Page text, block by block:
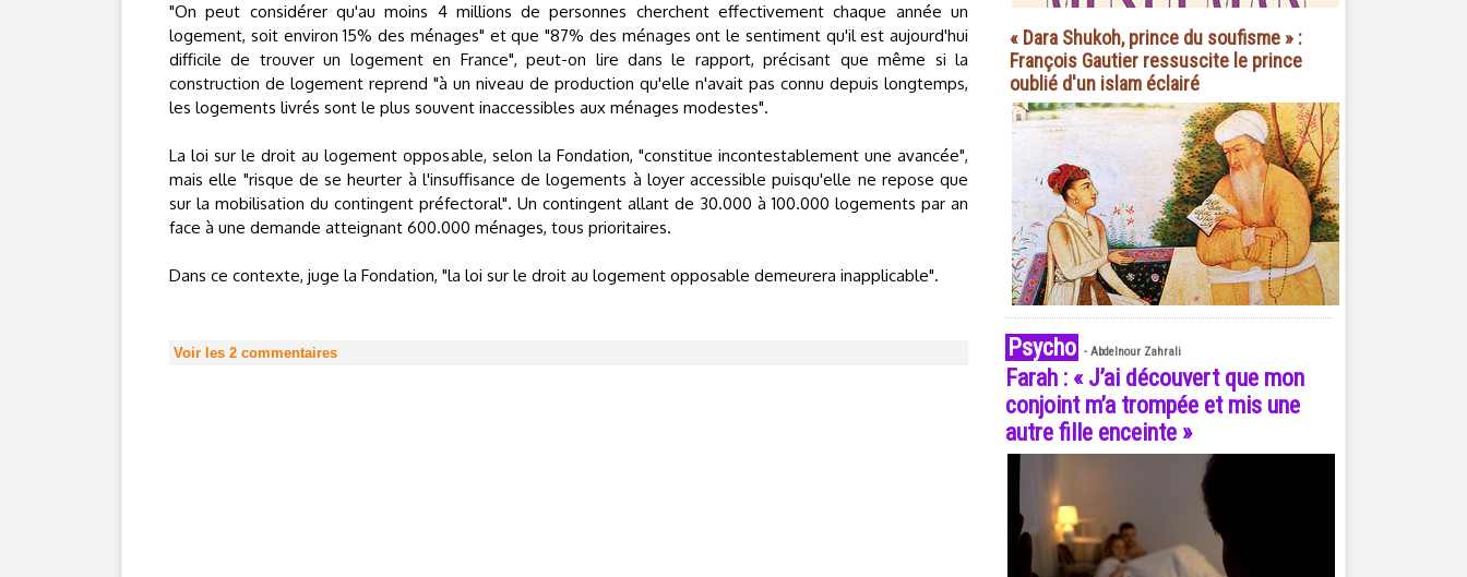
"On peut considérer qu'au moins 4 millions de personnes cherchent effectivement chaque année un
logement, soit environ 15% des ménages" et que "87% des ménages ont le sentiment qu'il est aujourd'hui
difficile de trouver un logement en France", peut-on lire dans le rapport, précisant que même si la
construction de logement reprend "à un niveau de production qu'elle n'avait pas connu depuis longtemps,
les logements livrés sont le plus souvent inaccessibles aux ménages modestes".
La loi sur le droit au logement opposable, selon la Fondation, "constitue incontestablement une avancée",
mais elle "risque de se heurter à l'insuffisance de logements à loyer accessible puisqu'elle ne repose que
sur la mobilisation du contingent préfectoral". Un contingent allant de 30.000 à 100.000 logements par an
face à une demande atteignant 600.000 ménages, tous prioritaires.
Dans ce contexte, juge la Fondation, "la loi sur le droit au logement opposable demeurera inapplicable".
Voir les 2 commentaires
« Dara Shukoh, prince du soufisme » :
François Gautier ressuscite le prince
oublié d'un islam éclairé
Psycho - Abdelnour Zahrali
Farah : « J’ai découvert que mon
conjoint m’a trompée et mis une
autre fille enceinte »